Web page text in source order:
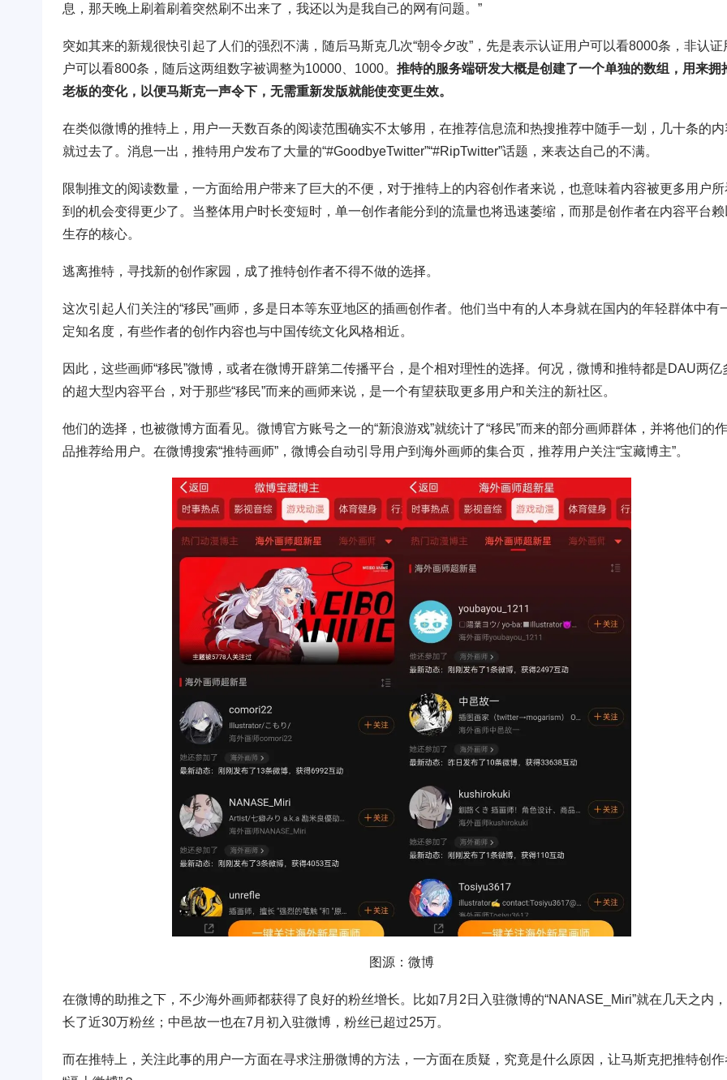
息，那天晚上刷着刷着突然刷不出来了，我还以为是我自己的网有问题。”
突如其来的新规很快引起了人们的强烈不满，随后马斯克几次“朝令夕改”，先是表示认证用户可以看8000条，非认证
户可以看800条，随后这两组数字被调整为10000、1000。 推特的服务端研发大概是创建了一个单独的数组，用来拥
老板的变化，以便马斯克一声令下，无需重新发版就能使变更生效。
在类似微博的推特上，用户一天数百条的阅读范围确实不太够用，在推荐信息流和热搜推荐中随手一划，几十条的内
就过去了。消息一出，推特用户发布了大量的“#GoodbyeTwitter”“#RipTwitter”话题，来表达自己的不满。
限制推文的阅读数量，一方面给用户带来了巨大的不便，对于推特上的内容创作者来说，也意味着内容被更多用户所
到的机会变得更少了。当整体用户时长变短时，单一创作者能分到的流量也将迅速萎缩，而那是创作者在内容平台赖
生存的核心。
逃离推特，寻找新的创作家园，成了推特创作者不得不做的选择。
这次引起人们关注的“移民”画师，多是日本等东亚地区的插画创作者。他们当中有的人本身就在国内的年轻群体中有
定知名度，有些作者的创作内容也与中国传统文化风格相近。
因此，这些画师“移民”微博，或者在微博开辟第二传播平台，是个相对理性的选择。何况，微博和推特都是DAU两亿
的超大型内容平台，对于那些“移民”而来的画师来说，是一个有望获取更多用户和关注的新社区。
他们的选择，也被微博方面看见。微博官方账号之一的“新浪游戏”就统计了“移民”而来的部分画师群体，并将他们的作
品推荐给用户。在微博搜索“推特画师”，微博会自动引导用户到海外画师的集合页，推荐用户关注“宝藏博主”。
图源：微博
在微博的助推之下，不少海外画师都获得了良好的粉丝增长。比如7月2日入驻微博的“NANASE_Miri”就在几天之内
长了近30万粉丝；中邑故一也在7月初入驻微博，粉丝已超过25万。
而在推特上，关注此事的用户一方面在寻求注册微博的方法，一方面在质疑，究竟是什么原因，让马斯克把推特创作